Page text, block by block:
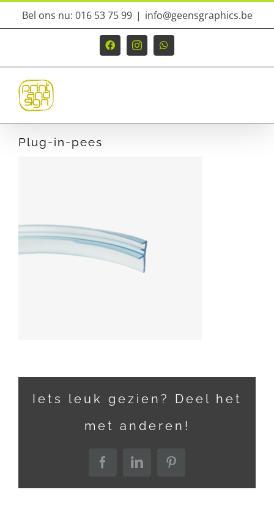
Ga
inhoud
Bel ons nu: 016 53 75 99 | info@geensgraphics.be
FacebookInstagramWhatsApp
Plug-in-pees
Iets leuk gezien? Deel het
met anderen!
FacebookLinkedInPinterest